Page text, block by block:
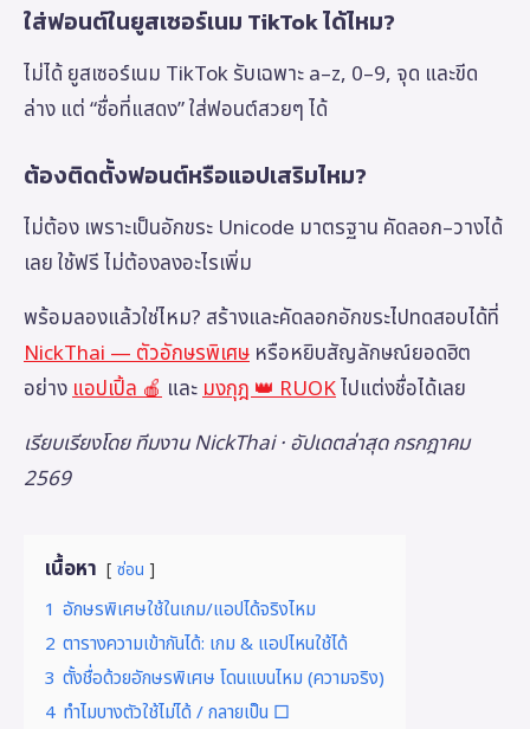
ใส่ฟอนต์ในยูสเซอร์เนม TikTok ได้ไหม?
ไม่ได้ ยูสเซอร์เนม TikTok รับเฉพาะ a–z, 0–9, จุด และขีด
ล่าง แต่ “ชื่อที่แสดง” ใส่ฟอนต์สวยๆ ได้
ต้องติดตั้งฟอนต์หรือแอปเสริมไหม?
ไม่ต้อง เพราะเป็นอักขระ Unicode มาตรฐาน คัดลอก–วางได้
เลย ใช้ฟรี ไม่ต้องลงอะไรเพิ่ม
พร้อมลองแล้วใช่ไหม? สร้างและคัดลอกอักขระไปทดสอบได้ที่
NickThai — ตัวอักษรพิเศษ หรือหยิบสัญลักษณ์ยอดฮิต
อย่างแอปเปิ้ล 🍎 และมงกุฎ 👑 RUOKไปแต่งชื่อได้เลย
เรียบเรียงโดย ทีมงาน NickThai · อัปเดตล่าสุด กรกฎาคม
2569
เนื้อหา ซ่อน
1 อักษรพิเศษใช้ในเกม/แอปได้จริงไหม
2 ตารางความเข้ากันได้: เกม & แอปไหนใช้ได้
3 ตั้งชื่อด้วยอักษรพิเศษ โดนแบนไหม (ความจริง)
4 ทำไมบางตัวใช้ไม่ได้ / กลายเป็น □